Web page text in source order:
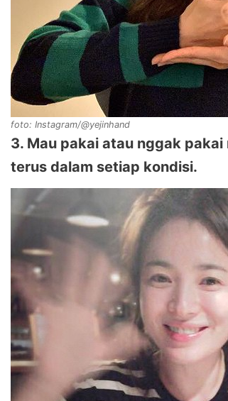
foto: Instagram/@yejinhand
3. Mau pakai atau nggak
terus dalam setiap kondisi.